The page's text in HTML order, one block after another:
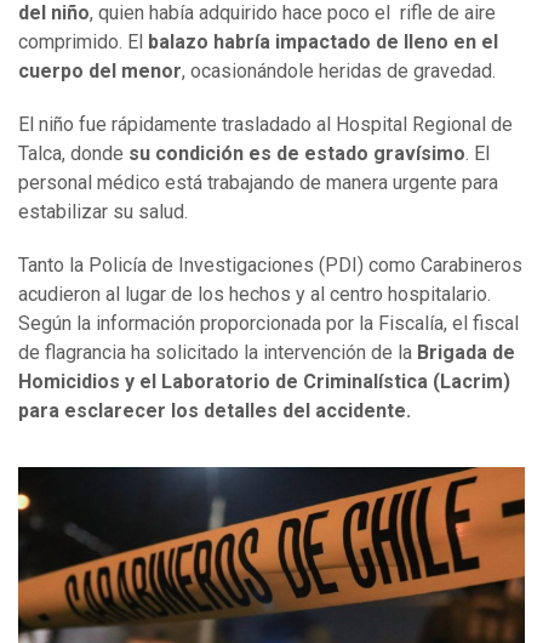
del niño, quien había adquirido hace poco el rifle de aire
comprimido. El balazo habría impactado de lleno en el
cuerpo del menor, ocasionándole heridas de gravedad.
El niño fue rápidamente trasladado al Hospital Regional de
Talca, donde su condición es de estado gravísimo. El
personal médico está trabajando de manera urgente para
estabilizar su salud.
Tanto la Policía de Investigaciones (PDI) como Carabineros
acudieron al lugar de los hechos y al centro hospitalario.
Según la información proporcionada por la Fiscalía, el fiscal
de flagrancia ha solicitado la intervención de la Brigada de
Homicidios y el Laboratorio de Criminalística (Lacrim)
para esclarecer los detalles del accidente.